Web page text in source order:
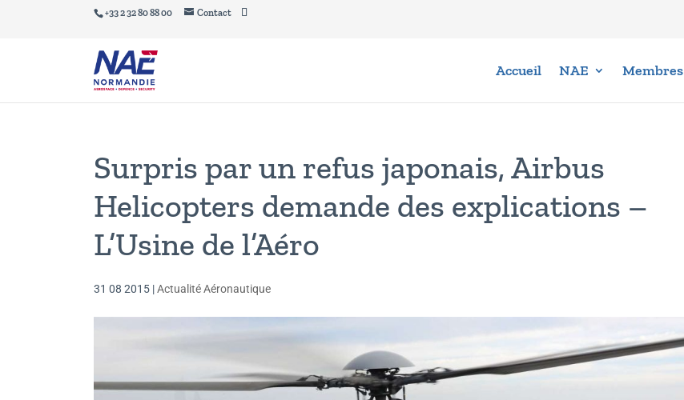
+33 2 32 80 88 00 Contact
Accueil NAE Membres
Surpris par un refus japonais, Airbus
Helicopters demande des explications –
L’Usine de l’Aéro
31 08 2015 |Actualité Aéronautique